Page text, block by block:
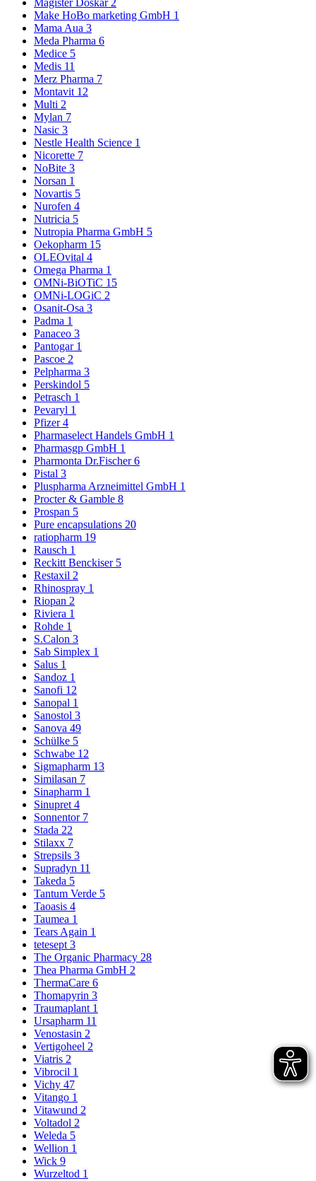
Magister Doskar 2
Make HoBo marketing GmbH 1
Mama Aua 3
Meda Pharma 6
Medice 5
Medis 11
Merz Pharma 7
Montavit 12
Multi 2
Mylan 7
Nasic 3
Nestle Health Science 1
Nicorette 7
NoBite 3
Norsan 1
Novartis 5
Nurofen 4
Nutricia 5
Nutropia Pharma GmbH 5
Oekopharm 15
OLEOvital 4
Omega Pharma 1
OMNi-BiOTiC 15
OMNi-LOGiC 2
Osanit-Osa 3
Padma 1
Panaceo 3
Pantogar 1
Pascoe 2
Pelpharma 3
Perskindol 5
Petrasch 1
Pevaryl 1
Pfizer4
Pharmaselect Handels GmbH 1
Pharmasgp GmbH 1
Pharmonta Dr.Fischer6
Pistal 3
Pluspharma Arzneimittel GmbH 1
Procter & Gamble 8
Prospan 5
Pure encapsulations 20
ratiopharm 19
Rausch 1
Reckitt Benckiser 5
Restaxil 2
Rhinospray 1
Riopan 2
Riviera 1
Rohde 1
S.Calon 3
Sab Simplex 1
Salus 1
Sandoz 1
Sanofi 12
Sanopal 1
Sanostol 3
Sanova 49
Schülke 5
Schwabe 12
Sigmapharm 13
Similasan 7
Sinapharm 1
Sinupret 4
Sonnentor 7
Stada 22
Stilaxx 7
Strepsils 3
Supradyn 11
Takeda 5
Tantum Verde 5
Taoasis 4
Taumea 1
Tears Again 1
tetesept 3
The Organic Pharmacy 28
Thea Pharma GmbH 2
ThermaCare 6
Thomapyrin 3
Traumaplant 1
Ursapharm 11
Venostasin 2
Vertigoheel 2
Viatris 2
Vibrocil 1
Vichy 47
Vitango 1
Vitawund 2
Voltadol 2
Weleda 5
Wellion 1
Wick 9
Wurzeltod 1